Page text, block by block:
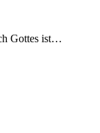
Got­tes ist…